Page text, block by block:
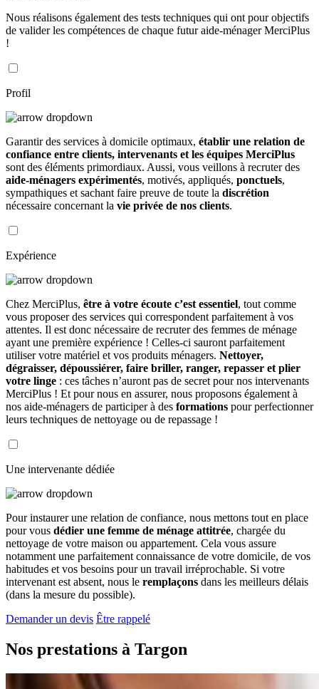
Nous réalisons également des tests techniques qui ont pour objectifs
de valider les compétences de chaque futur aide-ménager MerciPlus
!
Profil
Garantir des services à domicile optimaux, établir une relation de
confiance entre clients, intervenants et les équipes MerciPlus
sont des éléments primordiaux. Aussi, vous veillons à recruter des
aide-ménagers expérimentés, motivés, appliqués, ponctuels,
sympathiques et sachant faire preuve de toute la discrétion
nécessaire concernant la vie privée de nos clients.
Expérience
Chez MerciPlus, être à votre écoute c’est essentiel, tout comme
vous proposer des services qui correspondent parfaitement à vos
attentes. Il est donc nécessaire de recruter des femmes de ménage
ayant une première expérience ! Celles-ci sauront parfaitement
utiliser votre matériel et vos produits ménagers. Nettoyer,
dégraisser, dépoussiérer, faire briller, ranger, repasser et plier
votre linge : ces tâches n’auront pas de secret pour nos intervenants
MerciPlus ! Et pour nous en assurer, nous proposons également à
nos aide-ménagers de participer à des formations pour perfectionner
leurs techniques de nettoyage ou de repassage !
Une intervenante dédiée
Pour instaurer une relation de confiance, nous mettons tout en place
pour vous dédier une femme de ménage attitrée, chargée du
nettoyage de votre maison ou appartement. Cela vous assure
notamment une parfaitement connaissance de votre domicile, de vos
habitudes et vos besoins pour un travail irréprochable. Si votre
intervenant est absent, nous le remplaçons dans les meilleurs délais
(dans la mesure du possible).
Demander un devis Être rappelé
Nos prestations à Targon